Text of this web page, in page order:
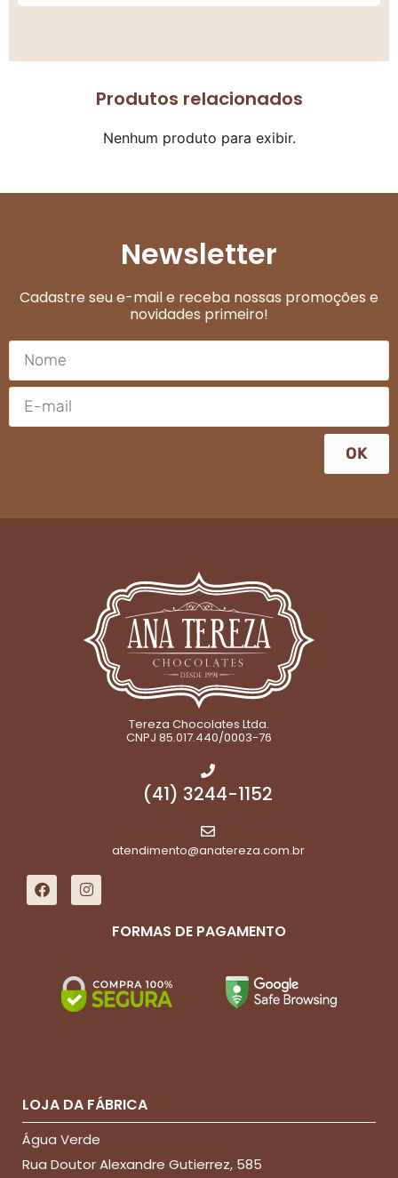
Produtos relacionados
Nenhum produto para exibir.
Newsletter
Cadastre seu e-mail e receba nossas promoções e
novidades primeiro!
OK
Tereza Chocolates Ltda.
CNPJ 85.017.440/0003-76
(41) 3244-1152
atendimento@anatereza.com.br
FORMAS DE PAGAMENTO
LOJA DA FÁBRICA
Água Verde
Rua Doutor Alexandre Gutierrez, 585